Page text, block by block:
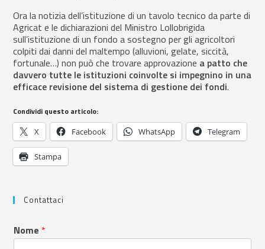
Ora la notizia dell’istituzione di un tavolo tecnico da parte di
Agricat e le dichiarazioni del Ministro Lollobrigida
sull’istituzione di un fondo a sostegno per gli agricoltori
colpiti dai danni del maltempo (alluvioni, gelate, siccità,
fortunale…) non può che trovare approvazione a patto che
davvero tutte le istituzioni coinvolte si impegnino in una
efficace revisione del sistema di gestione dei fondi.
Condividi questo articolo:
X Facebook WhatsApp Telegram
Stampa
Contattaci
Nome *